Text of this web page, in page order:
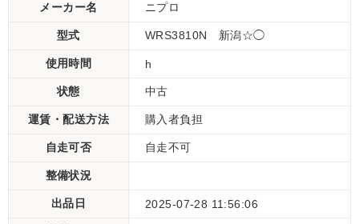
メーカー名 ニプロ
型式 WRS3810N 新潟☆◯
使用時間 h
状態 中古
運賃・配送方法 購入者負担
自走可否 自走不可
整備状況
出品日 2025-07-28 11:56:06